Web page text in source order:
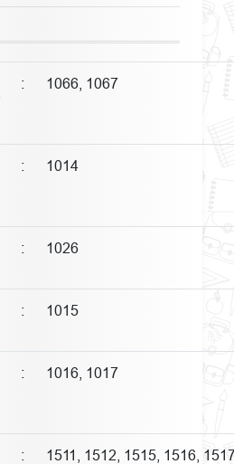
: 1066, 1067
: 1014
: 1026
: 1015
: 1016, 1017
: 1511, 1512, 1515, 1516,